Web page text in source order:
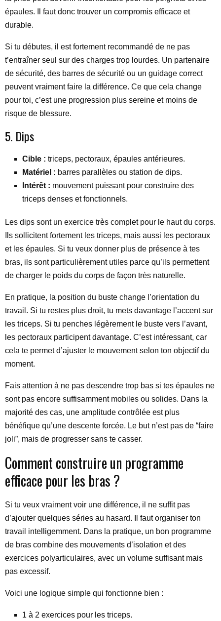
épaules. Il faut donc trouver un compromis efficace et
durable.
Si tu débutes, il est fortement recommandé de ne pas
t’entraîner seul sur des charges trop lourdes. Un partenaire
de sécurité, des barres de sécurité ou un guidage correct
peuvent vraiment faire la différence. Ce que cela change
pour toi, c’est une progression plus sereine et moins de
risque de blessure.
5. Dips
Cible : triceps, pectoraux, épaules antérieures.
Matériel : barres parallèles ou station de dips.
Intérêt : mouvement puissant pour construire des
triceps denses et fonctionnels.
Les dips sont un exercice très complet pour le haut du corps.
Ils sollicitent fortement les triceps, mais aussi les pectoraux
et les épaules. Si tu veux donner plus de présence à tes
bras, ils sont particulièrement utiles parce qu’ils permettent
de charger le poids du corps de façon très naturelle.
En pratique, la position du buste change l’orientation du
travail. Si tu restes plus droit, tu mets davantage l’accent sur
les triceps. Si tu penches légèrement le buste vers l’avant,
les pectoraux participent davantage. C’est intéressant, car
cela te permet d’ajuster le mouvement selon ton objectif du
moment.
Fais attention à ne pas descendre trop bas si tes épaules ne
sont pas encore suffisamment mobiles ou solides. Dans la
majorité des cas, une amplitude contrôlée est plus
bénéfique qu’une descente forcée. Le but n’est pas de “faire
joli”, mais de progresser sans te casser.
Comment construire un programme
efficace pour les bras ?
Si tu veux vraiment voir une différence, il ne suffit pas
d’ajouter quelques séries au hasard. Il faut organiser ton
travail intelligemment. Dans la pratique, un bon programme
de bras combine des mouvements d’isolation et des
exercices polyarticulaires, avec un volume suffisant mais
pas excessif.
Voici une logique simple qui fonctionne bien :
1 à 2 exercices pour les triceps.